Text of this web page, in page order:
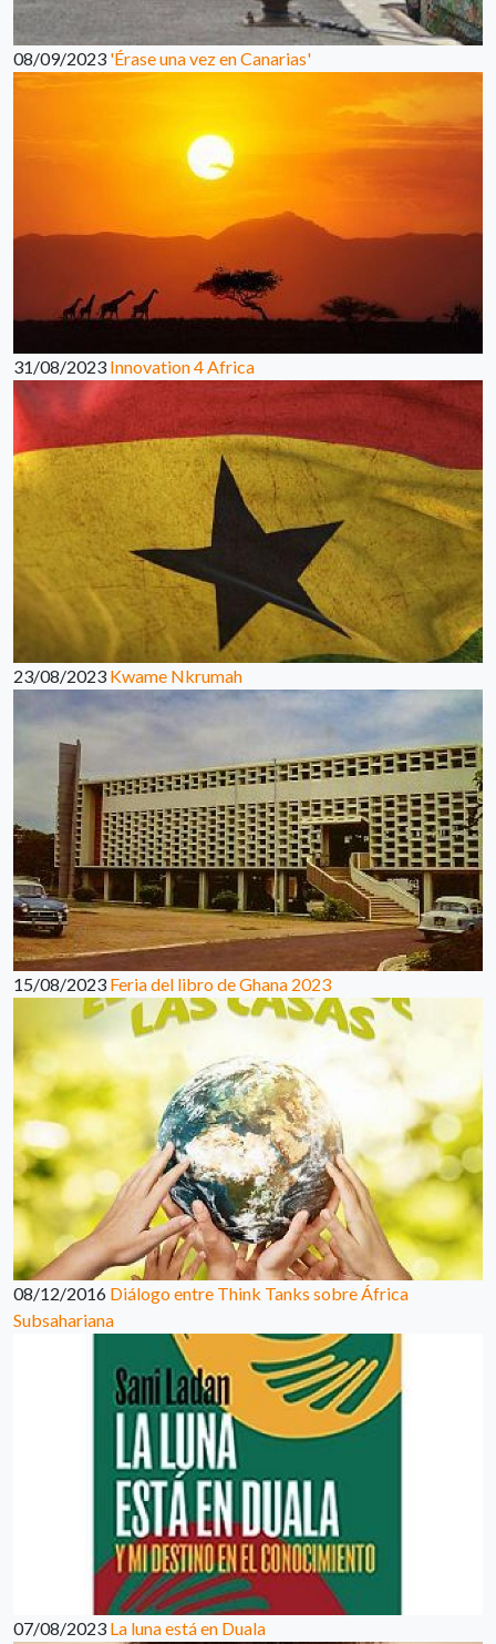
08/09/2023 'Érase una vez en Canarias'
31/08/2023 Innovation 4 Africa
23/08/2023 Kwame Nkrumah
15/08/2023 Feria del libro de Ghana 2023
08/12/2016 Diálogo entre Think Tanks sobre África
Subsahariana
07/08/2023 La luna está en Duala